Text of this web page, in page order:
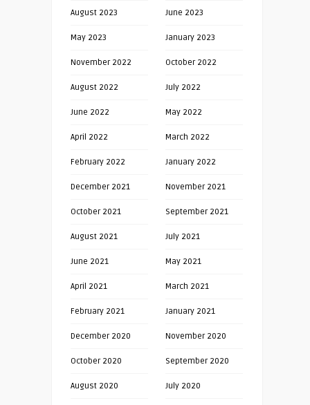
August 2023 June 2023
May 2023 January 2023
November 2022 October 2022
August 2022 July 2022
June 2022 May 2022
April 2022 March 2022
February 2022 January 2022
December 2021 November 2021
October 2021 September 2021
August 2021 July 2021
June 2021 May 2021
April 2021 March 2021
February 2021 January 2021
December 2020 November 2020
October 2020 September 2020
August 2020 July 2020